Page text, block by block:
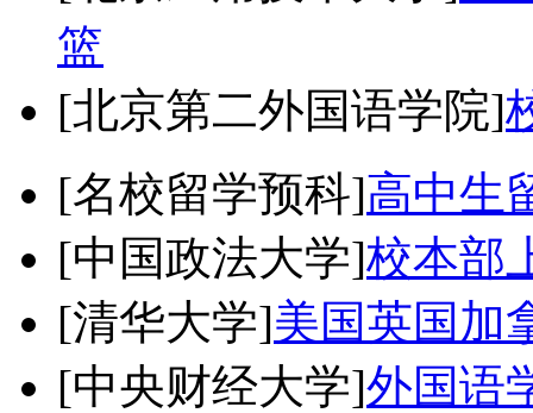
篮
[北京第二外国语学院]
[名校留学预科]高中生
[中国政法大学]校本部
[清华大学]美国英国加
[中央财经大学]外国语